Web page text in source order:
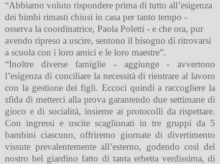
“Abbiamo voluto rispondere prima di tutto all’esigenza
dei bimbi rimasti chiusi in casa per tanto tempo -
osserva la coordinatrice, Paola Poletti - e che ora, pur
avendo ripreso a uscire, sentono il bisogno di ritrovarsi
a scuola con i loro amici e le loro maestre”.
“Inoltre diverse famiglie - aggiunge - avvertono
l’esigenza di conciliare la necessità di rientrare al lavoro
con la gestione dei figli. Eccoci quindi a raccogliere la
sfida di metterci alla prova garantendo due settimane di
gioco e di socialità, insieme ai protocolli da rispettare.
Con ingressi e uscite scaglionati in tre gruppi da 5
bambini ciascuno, offriremo giornate di divertimento
vissute prevalentemente all’esterno, godendo così del
nostro bel giardino fatto di tanta erbetta verdissima, di